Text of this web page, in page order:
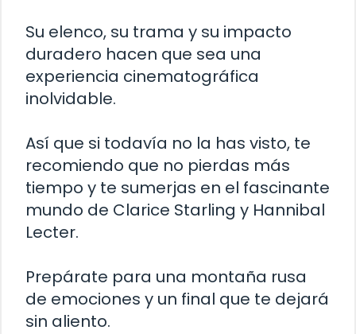
Su elenco, su trama y su impacto
duradero hacen que sea una
experiencia cinematográfica
inolvidable.
Así que si todavía no la has visto, te
recomiendo que no pierdas más
tiempo y te sumerjas en el fascinante
mundo de Clarice Starling y Hannibal
Lecter.
Prepárate para una montaña rusa
de emociones y un final que te dejará
sin aliento.